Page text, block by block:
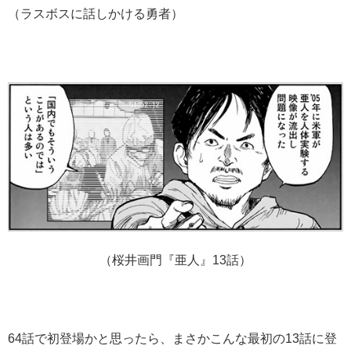
（ラスボスに話しかける勇者）
（桜井画門『亜人』13話）
64話で初登場かと思ったら、まさかこんな最初の13話に登